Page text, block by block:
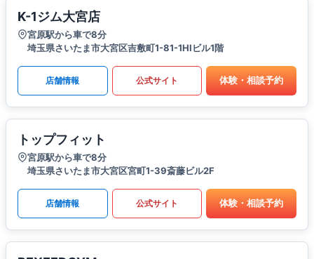
K-1ジム大宮店
宮原駅から車で8分
埼玉県さいたま市大宮区吉敷町1-81-1HIビル1階
店舗情報 公式サイト 体験・相談予約
トップフィット
宮原駅から車で8分
埼玉県さいたま市大宮区宮町1-39斎藤ビル2F
店舗情報 公式サイト 体験・相談予約